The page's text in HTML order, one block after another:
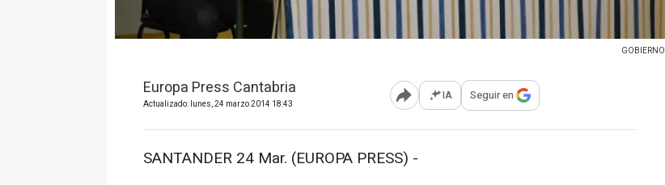
GOBIERNO
Europa Press Cantabria
Actualizado: lunes, 24 marzo 2014 18:43 Abrir opciones para compartir
IA Seguir en
SANTANDER 24 Mar. (EUROPA PRESS) -